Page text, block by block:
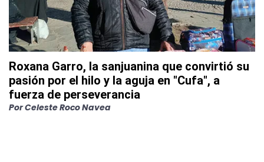
Roxana Garro, la sanjuanina que convirtió su
pasión por el hilo y la aguja en "Cufa", a
fuerza de perseverancia
PorCeleste Roco Navea